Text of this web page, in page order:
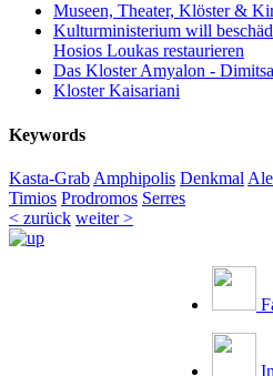
Museen, Theater, Klöster &
Kulturministerium will
Hosios Loukas restaurieren
Das Kloster Amyalon -
Kloster Kaisariani
Keywords
Kasta-Grab Amphipolis Denkmal
Timios Prodromos Serres
< zurück weiter >